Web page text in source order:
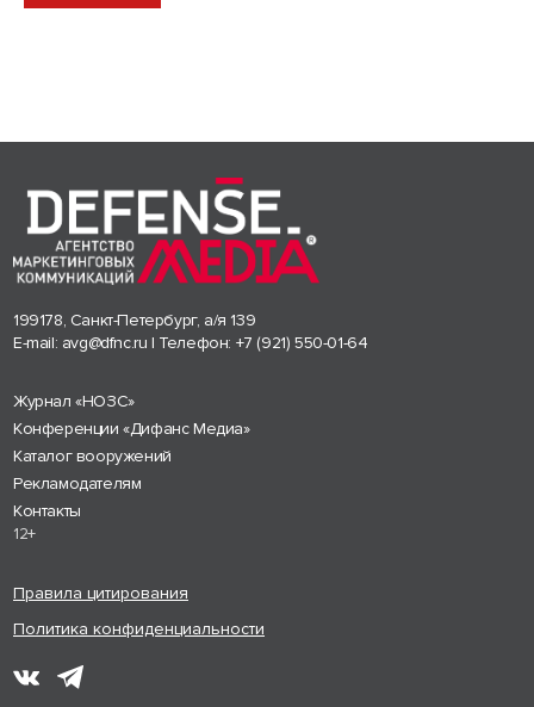
199178, Санкт-Петербург, а/я 139
E-mail: avg@dfnc.ru | Телефон: +7 (921) 550-01-64
Журнал «НОЗС»
Конференции «Дифанс Медиа»
Каталог вооружений
Рекламодателям
Контакты
12+
Правила цитирования
Политика конфиденциальности